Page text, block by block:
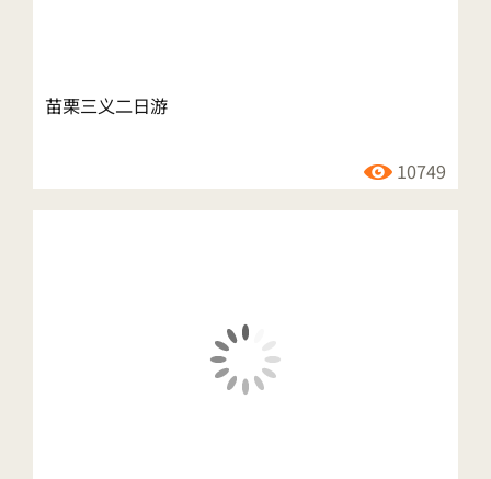
苗栗三义二日游
10749